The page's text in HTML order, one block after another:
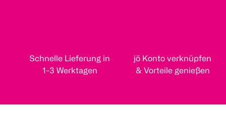
Schnelle Lieferung in
1-3 Werktagen
jö Konto verknüpfen
& Vorteile genießen